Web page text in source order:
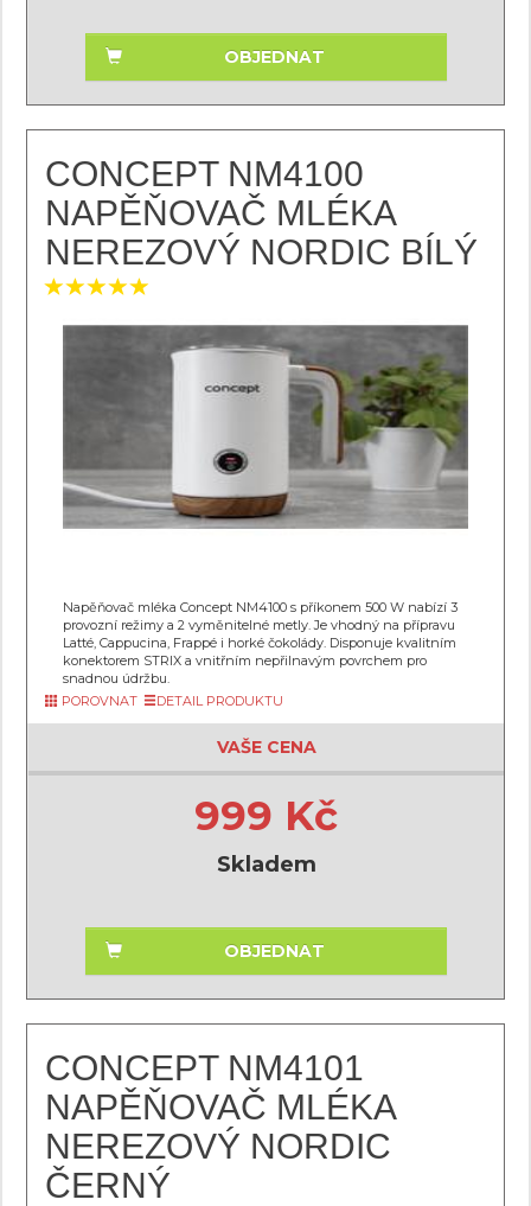
OBJEDNAT
CONCEPT NM4100
NAPĚŇOVAČ MLÉKA
NEREZOVÝ NORDIC BÍLÝ
Napěňovač mléka Concept NM4100 s příkonem 500 W nabízí 3
provozní režimy a 2 vyměnitelné metly. Je vhodný na přípravu
Latté, Cappucina, Frappé i horké čokolády. Disponuje kvalitním
konektorem STRIX a vnitřním nepřilnavým povrchem pro
snadnou údržbu.
POROVNAT
DETAIL PRODUKTU
VAŠE CENA
999 Kč
Skladem
OBJEDNAT
CONCEPT NM4101
NAPĚŇOVAČ MLÉKA
NEREZOVÝ NORDIC
ČERNÝ